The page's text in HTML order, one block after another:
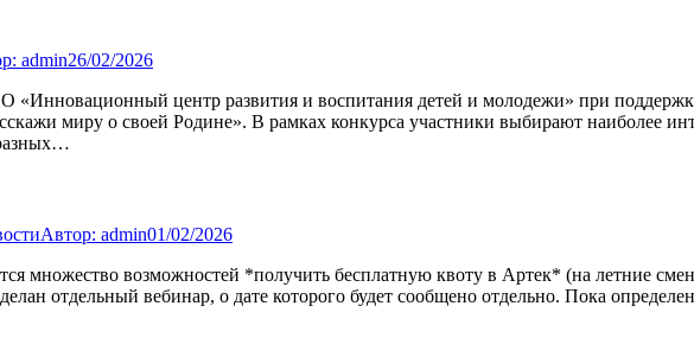
admin26/02/2026
центр развития и воспитания детей и молодежи» при
миру о своей Родине». В рамках конкурса участники выбирают наиболее
Автор: admin01/02/2026
множество возможностей *получить бесплатную квоту в Артек* (на летние
отдельный вебинар, о дате которого будет сообщено отдельно. Пока